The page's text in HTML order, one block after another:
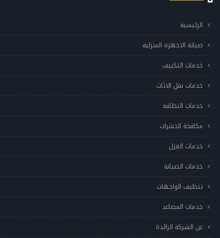
الرئيسية
صيانة الاجهزة المنزلية
خدمات التكييف
خدمات نقل الاثاث
خدمات النظافه
مكافحة الحشرات
خدمات العزل
خدمات الصيانة
تنظيف الواجهات
خدمات المصاعد
عن الشركة الرائدة